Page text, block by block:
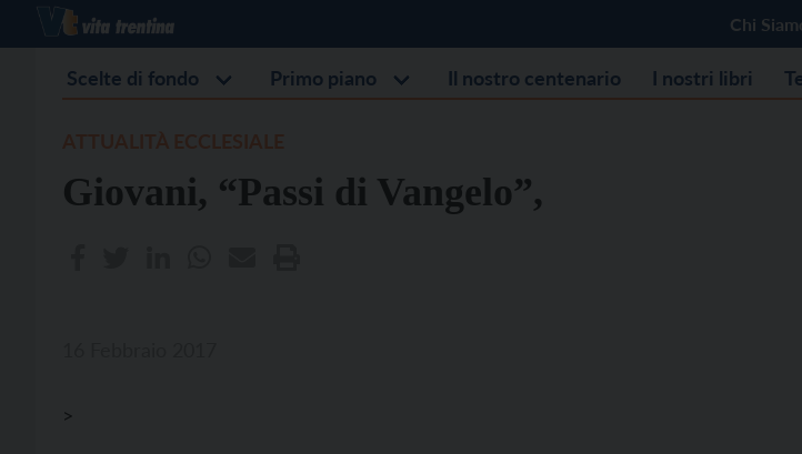
Chi
Scelte di fondo Primo piano Il nostro centenario I nostri libri
Giovani, “Passi di Vangelo”,
>